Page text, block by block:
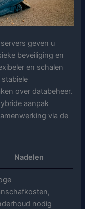
geven u
beveiliging en
en schalen
stabiele
over databeheer.
aanpak
via de
Nadelen
nodig